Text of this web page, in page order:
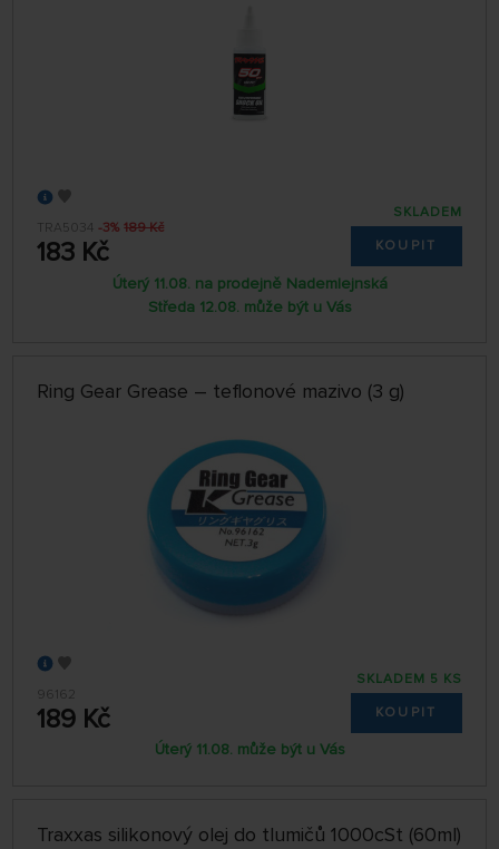
TRA5034 -3% 189 Kč
183 Kč
SKLADEM
KOUPIT
Úterý 11.08. na prodejně Nademlejnská
Středa 12.08. může být u Vás
Ring Gear Grease – teflonové mazivo (3 g)
96162
189 Kč
SKLADEM 5 KS
KOUPIT
Úterý 11.08. může být u Vás
Traxxas silikonový olej do tlumičů 1000cSt (60ml)